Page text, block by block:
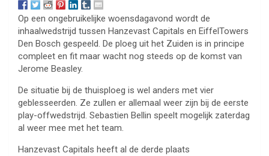
Op een ongebruikelijke woensdagavond wordt de
inhaalwedstrijd tussen Hanzevast Capitals en EiffelTowers
Den Bosch gespeeld. De ploeg uit het Zuiden is in principe
compleet en fit maar wacht nog steeds op de komst van
Jerome Beasley.
De situatie bij de thuisploeg is wel anders met vier
geblesseerden. Ze zullen er allemaal weer zijn bij de eerste
play-offwedstrijd. Sebastien Bellin speelt mogelijk zaterdag
al weer mee met het team.
Hanzevast Capitals heeft al de derde plaats